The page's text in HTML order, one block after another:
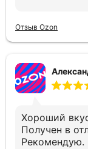
Отзыв Ozon
Хороший
Получен в
Рекомендую.